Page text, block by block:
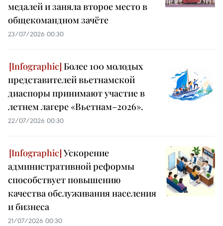
медалей и заняла второе место в
общекомандном зачёте
23/07/2026 00:30
Более 100 молодых
представителей вьетнамской
диаспоры принимают участие в
летнем лагере «Вьетнам–2026».
22/07/2026 00:30
Ускорение
административной реформы
способствует повышению
качества обслуживания населения
и бизнеса
21/07/2026 00:30